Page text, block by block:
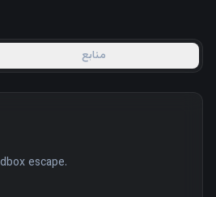
منابع
escape.